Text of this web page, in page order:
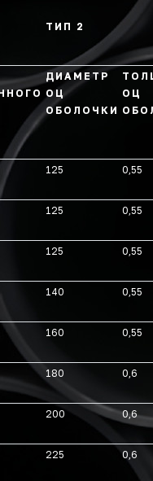
ТИП 2
ДИАМЕТР
ОЦ
ОБОЛОЧКИ
ОЦ
125 0,55
125 0,55
125 0,55
140 0,55
160 0,55
180 0,6
200 0,6
225 0,6